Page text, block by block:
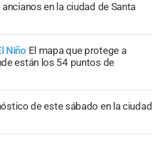
en la ciudad de Santa
Niño El mapa que protege a
están los 54 puntos de
de este sábado en la ciudad